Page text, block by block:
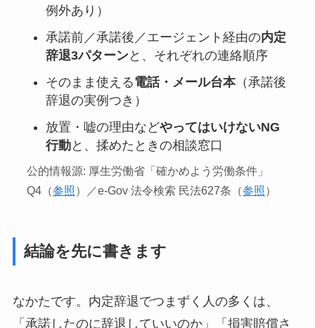
例外あり）
承諾前／承諾後／エージェント経由の内定
辞退3パターンと、それぞれの連絡順序
そのまま使える電話・メール台本（承諾後
辞退の実例つき）
放置・嘘の理由などやってはいけないNG
行動と、揉めたときの相談窓口
公的情報源: 厚生労働省「確かめよう労働条件」
Q4（参照）／e-Gov 法令検索 民法627条（参照）
結論を先に書きます
なかたです。内定辞退でつまずく人の多くは、
「承諾したのに辞退していいのか」「損害賠償さ